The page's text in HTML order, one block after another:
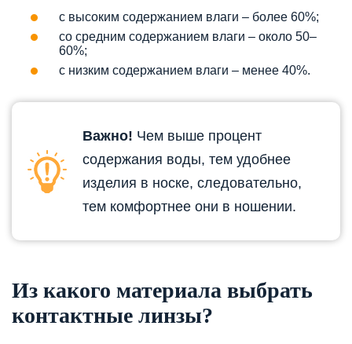
с высоким содержанием влаги – более 60%;
со средним содержанием влаги – около 50–
60%;
с низким содержанием влаги – менее 40%.
Важно! Чем выше процент
содержания воды, тем удобнее
изделия в носке, следовательно,
тем комфортнее они в ношении.
Из какого материала выбрать
контактные линзы?